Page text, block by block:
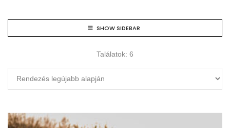
SHOW SIDEBAR
Találatok: 6